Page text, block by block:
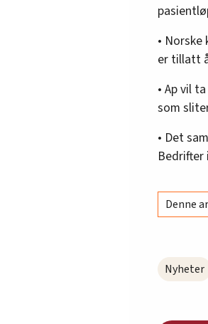
•
er tillatt
• Ap vil
som
• Det
Bedrifter
Denne
Nyheter